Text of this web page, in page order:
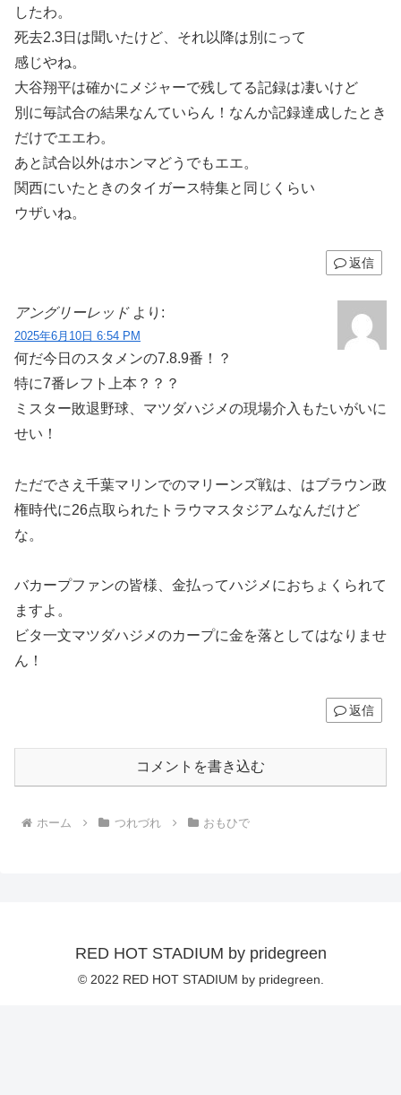
したわ。
死去2.3日は聞いたけど、それ以降は別にって
感じやね。
大谷翔平は確かにメジャーで残してる記録は凄いけど
別に毎試合の結果なんていらん！なんか記録達成したとき
だけでエエわ。
あと試合以外はホンマどうでもエエ。
関西にいたときのタイガース特集と同じくらい
ウザいね。
返信
アングリーレッド より:
2025年6月10日 6:54 PM
何だ今日のスタメンの7.8.9番！？
特に7番レフト上本？？？
ミスター敗退野球、マツダハジメの現場介入もたいがいに
せい！
ただでさえ千葉マリンでのマリーンズ戦は、はブラウン政
権時代に26点取られたトラウマスタジアムなんだけど
な。
バカープファンの皆様、金払ってハジメにおちょくられて
ますよ。
ビタ一文マツダハジメのカープに金を落としてはなりませ
ん！
返信
コメントを書き込む
ホーム つれづれ おもひで
RED HOT STADIUM by pridegreen
© 2022 RED HOT STADIUM by pridegreen.